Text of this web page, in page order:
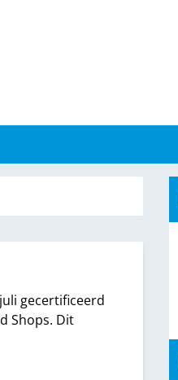
gecertificeerd
Shops. Dit